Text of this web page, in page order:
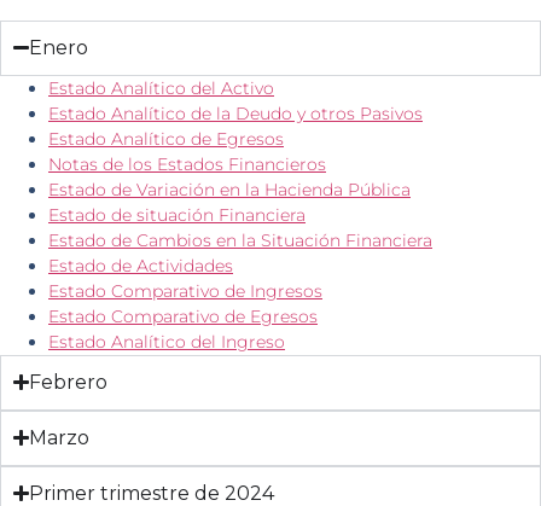
Enero
Estado Analítico del Activo
Estado Analítico de la Deudo y otros Pasivos
Estado Analítico de Egresos
Notas de los Estados Financieros
Estado de Variación en la Hacienda Pública
Estado de situación Financiera
Estado de Cambios en la Situación Financiera
Estado de Actividades
Estado Comparativo de Ingresos
Estado Comparativo de Egresos
Estado Analítico del Ingreso
Febrero
Marzo
Primer trimestre de 2024